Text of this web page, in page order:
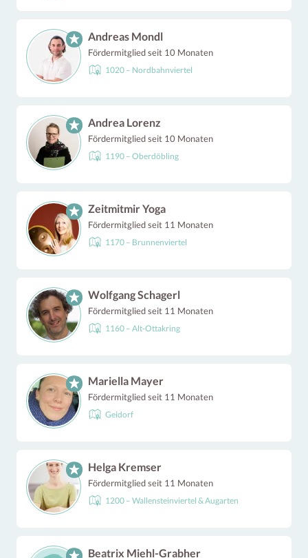
Andreas Mondl
Fördermitglied seit 10 Monaten
1020 – Nordbahnviertel
Andrea Lorenz
Fördermitglied seit 10 Monaten
1190 – Oberdöbling
Zeitmitmir Yoga
Fördermitglied seit 11 Monaten
1170 – Brunnenviertel
Wolfgang Schagerl
Fördermitglied seit 11 Monaten
1160 – Alt-Ottakring
Mariella Mayer
Fördermitglied seit 11 Monaten
Geidorf
Helga Kremser
Fördermitglied seit 11 Monaten
1200 – Wallensteinviertel & Augarten
Beatrix Miehl-Grabher